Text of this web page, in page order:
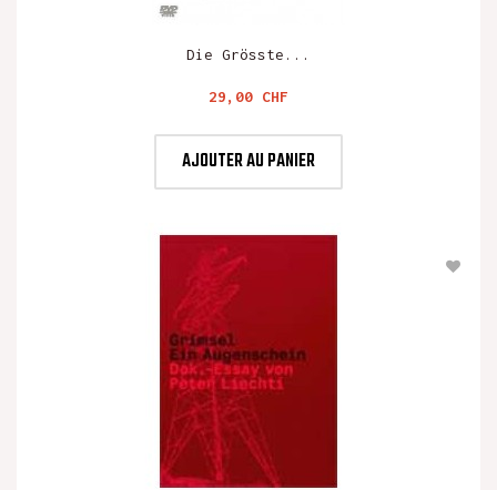
Die Grösste...
Prix
29,00 CHF
AJOUTER AU PANIER